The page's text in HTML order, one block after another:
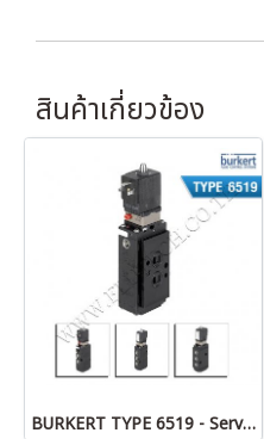
สินค้าเกี่ยวข้อง
BURKERT TYPE 6519 - Servo-assisted 5/2, 5/3 or 3/2 way Solenoid Valve for pneumatics